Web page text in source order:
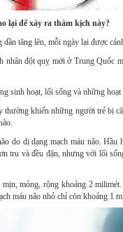
lại để xảy ra thảm kịch này?
tăng lên, mỗi ngày lại được
đột quỵ mới ở Trung Quốc
sinh hoạt, lối sống và những hoạt
khiến những người trẻ bị
dị dạng mạch máu não. Hầu
tru và đều đặn, nhưng với lối
mỏng, rộng khoảng 2
máu não nhỏ chỉ còn khoảng 1